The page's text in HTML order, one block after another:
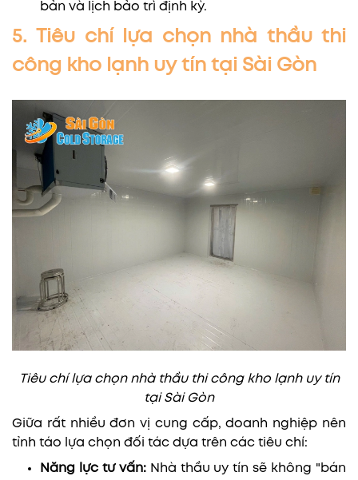
bản và lịch bảo trì định kỳ.
5. Tiêu chí lựa chọn nhà thầu thi
công kho lạnh uy tín tại Sài Gòn
Tiêu chí lựa chọn nhà thầu thi công kho lạnh uy tín
tại Sài Gòn
Giữa rất nhiều đơn vị cung cấp, doanh nghiệp nên
tỉnh táo lựa chọn đối tác dựa trên các tiêu chí:
Năng lực tư vấn: Nhà thầu uy tín sẽ không "bán